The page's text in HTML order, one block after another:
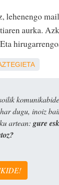
lehenengo
aurka.
dugu, inoiz
artean: gure